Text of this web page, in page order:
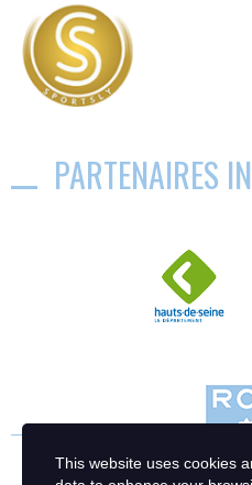
PARTENAIRES
This website uses cookies